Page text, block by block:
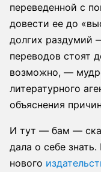
переведенной с
довести ее до
долгих раздумий
переводов стоят
возможно, —
литературного
объяснения
И тут — бам —
дала о себе
нового